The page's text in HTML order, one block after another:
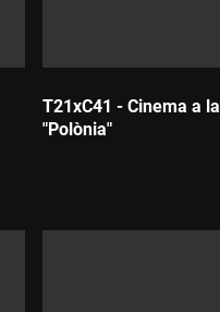
T21xC41 - Cinema a
"Polònia"